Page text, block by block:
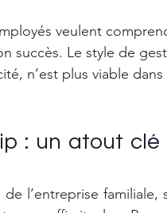
veulent
succès. Le style de
n’est plus viable
: un atout
l’entreprise familiale,